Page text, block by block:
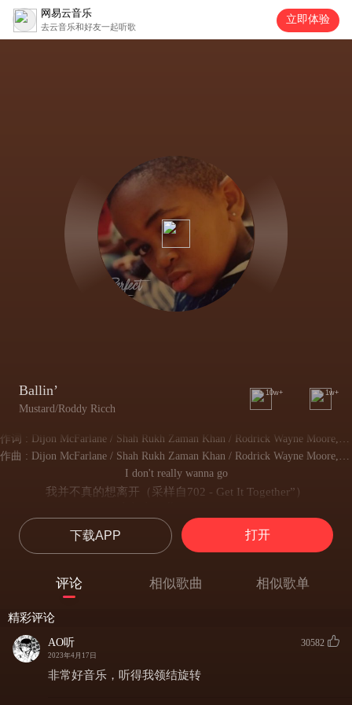
网易云音乐
去云音乐和好友一起听歌
立即体验
Ballin’
Mustard/Roddy Ricch
10w+ 1w+
I don't really wanna go
我并不真的想离开（采样自702 - Get It Together”）
也并不真的想留下
But I really hope and pray
但我真心希望并祈祷
我们能否重归于好
I put the new Forgis on the Jeep
下载APP 打开
评论 相似歌曲 相似歌单
精彩评论
AO听
2023年4月17日
30582
​非常好音乐，听得我领结旋转​